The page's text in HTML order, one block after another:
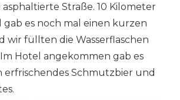
Straße. 10 Kilometer
es noch mal einen kurzen
wir füllten die Wasserflaschen
Hotel angekommen gab es
erfrischendes Schmutzbier und